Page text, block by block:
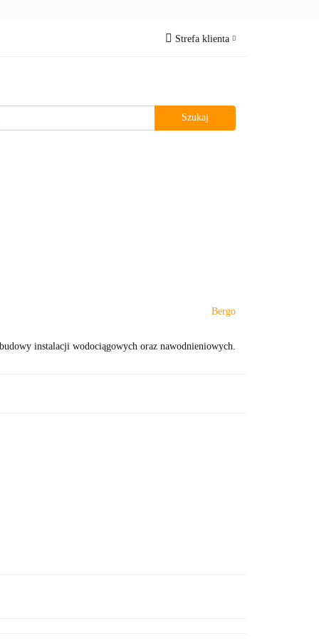
Strefa klienta
Dodaj zgłoszenie
Bergo
instalacji wodociągowych oraz nawodnieniowych.